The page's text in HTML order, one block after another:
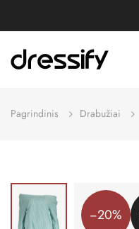
Pagrindinis Drabužiai
−20%